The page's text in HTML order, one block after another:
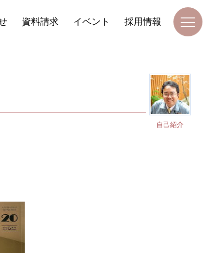
資料請求 イベント 採用情報
自己紹介